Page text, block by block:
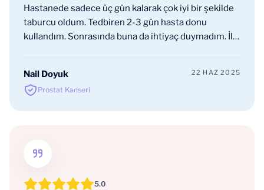
Hastanede sadece üç gün kalarak çok iyi bir şekilde
taburcu oldum. Tedbiren 2-3 gün hasta donu
kullandım. Sonrasında buna da ihtiyaç duymadım. İlk
sorun yok, kontrollerim devam ediyor. Doktorum
Prof. Murat Binbay ve ekibine başarılı ameliyatları ve
Nail Doyuk
Prostat Kanseri
22 HAZ 2025
5.0